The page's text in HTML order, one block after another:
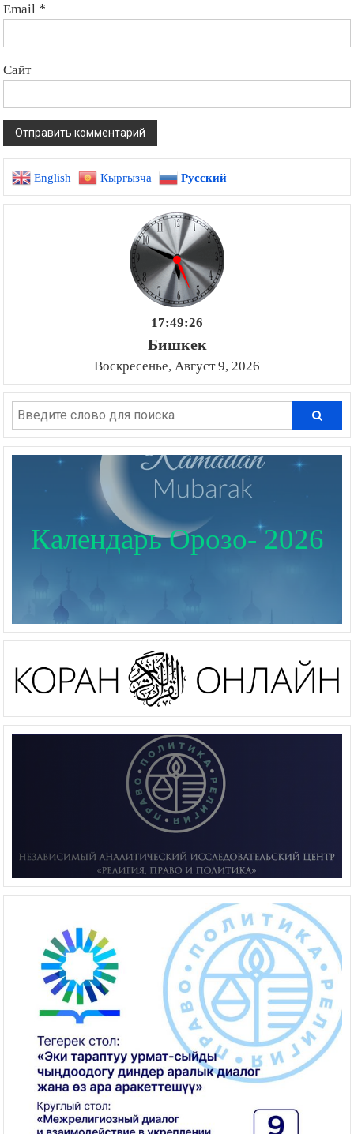
Email *
Сайт
English Кыргызча Русский
17:49:27
Бишкек
Воскресенье, Август 9, 2026
Календарь Орозо- 2026